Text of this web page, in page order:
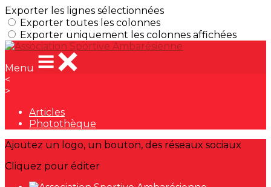
Exporter les lignes sélectionnées
Exporter toutes les colonnes
Exporter uniquement les colonnes affichées
Menu
<
>
Articles
Photothèque
Ajoutez un logo, un bouton, des réseaux sociaux
Cliquez pour éditer